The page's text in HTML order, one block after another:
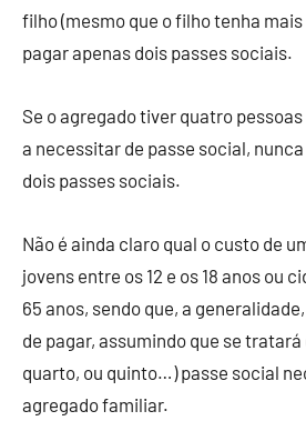
filho (mesmo que o filho tenha mais
pagar apenas dois passes sociais.
Se o agregado tiver quatro
a necessitar de passe social,
dois passes sociais.
Não é ainda claro qual o custo de
jovens entre os 12 e os 18 anos ou
65 anos, sendo que, a
de pagar, assumindo que se
quarto, ou quinto…) passe social
agregado familiar.